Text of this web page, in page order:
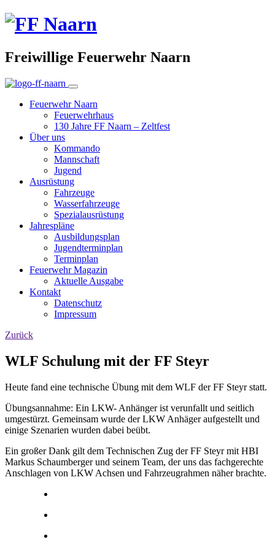
Freiwillige Feuerwehr Naarn
Feuerwehr Naarn
Feuerwehrhaus
130 Jahre FF Naarn – Zeltfest
Über uns
Kommando
Mannschaft
Jugend
Ausrüstung
Fahrzeuge
Wasserfahrzeuge
Spezialausrüstung
Jahrespläne
Ausbildungsplan
Jugendterminplan
Terminplan
Feuerwehr Magazin
Aktuelle Ausgabe
Kontakt
Datenschutz
Impressum
Zurück
WLF Schulung mit der FF Steyr
Heute fand eine technische Übung mit dem WLF der FF Steyr statt.
Übungsannahme: Ein LKW- Anhänger ist verunfallt und seitlich
umgestürzt. Gemeinsam wurde der LKW Anhäger aufgestellt und
einige Szenarien wurden dabei beübt.
Ein großer Dank gilt dem Technischen Zug der FF Steyr mit HBI
Markus Schaumberger und seinem Team, der uns das fachgerechte
Anschlagen von LKW Achsen und Fahrzeugrahmen näher brachte.